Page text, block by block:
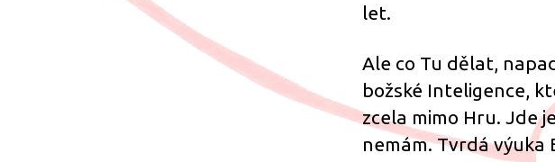
let.
Ale co Tu dělat,
božské Inteligence,
zcela mimo Hru. Jde
nemám. Tvrdá výuka